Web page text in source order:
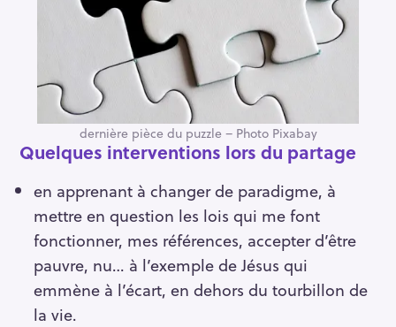
dernière pièce du puzzle – Photo Pixabay
Quelques interventions lors du partage
en apprenant à changer de paradigme, à
mettre en question les lois qui me font
fonctionner, mes références, accepter d’être
pauvre, nu… à l’exemple de Jésus qui
emmène à l’écart, en dehors du tourbillon de
la vie.